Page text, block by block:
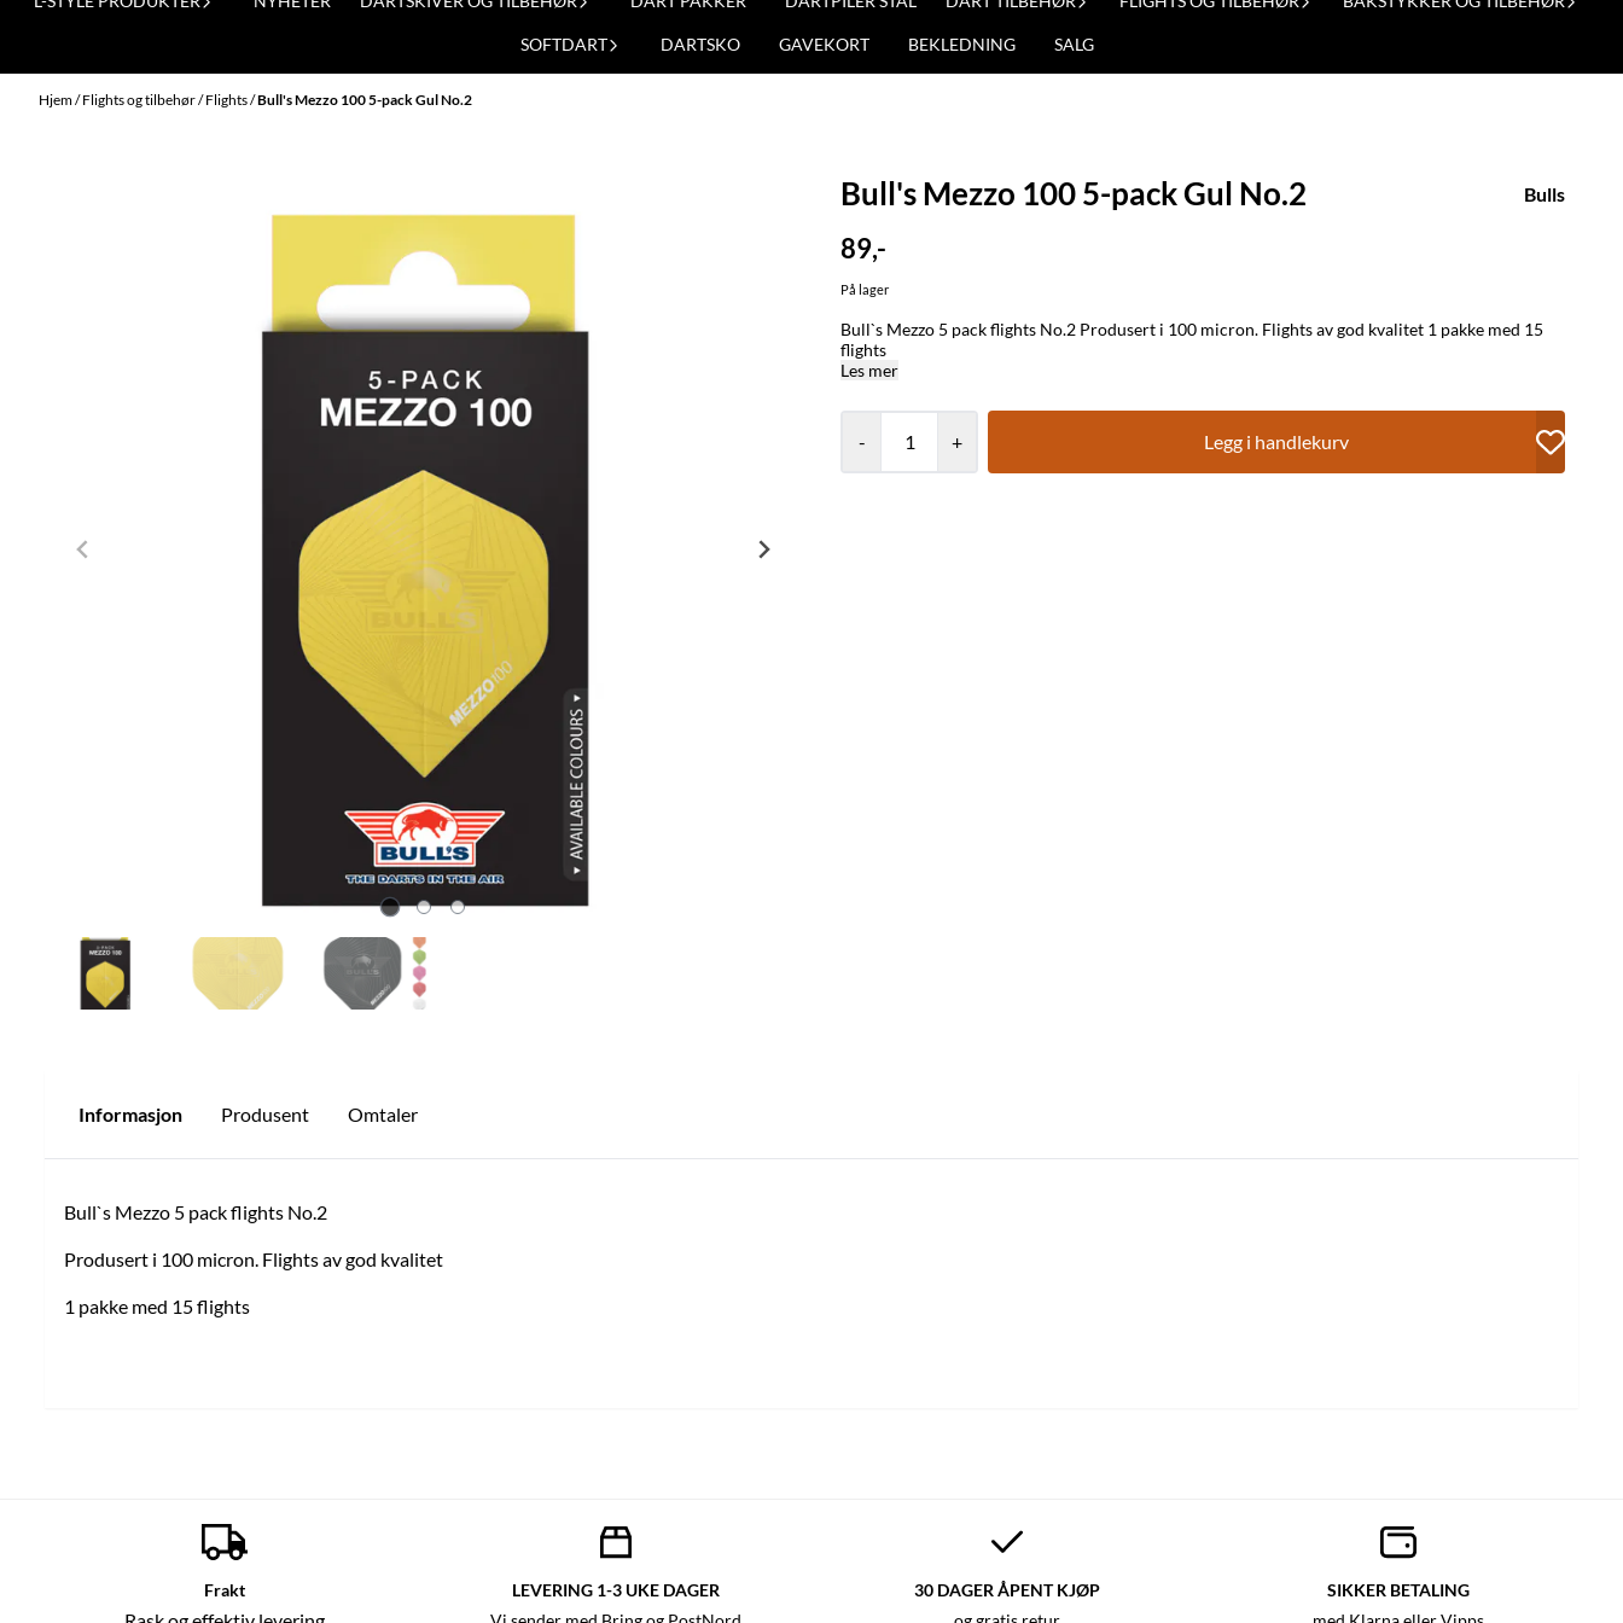
SOFTDART DARTSKO GAVEKORT BEKLEDNING SALG
Hjem/Flights og tilbehør/Flights/Bull's Mezzo 100 5-pack Gul No.2
Bull's Mezzo 100 5-pack Gul No.2 Bulls
89,-
På lager
Bull`s Mezzo 5 pack flights No.2 Produsert i 100 micron. Flights av god kvalitet 1 pakke med 15
flights
Les mer
- + Legg i handlekurv
Informasjon Produsent Omtaler
Bull`s Mezzo 5 pack flights No.2
Produsert i 100 micron. Flights av god kvalitet
1 pakke med 15 flights
Frakt LEVERING 1-3 UKE DAGER 30 DAGER ÅPENT KJØP SIKKER BETALING